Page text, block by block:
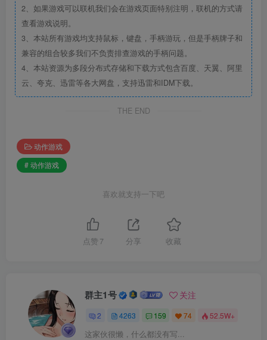
2、如果游戏可以联机我们会在游戏页面特别注明，联机的方式请
查看游戏说明。
3、本站所有游戏均支持鼠标，键盘，手柄游玩，但是手柄牌子和
兼容的组合较多我们不负责排查游戏的手柄问题。
4、本站资源为多段分布式存储和下载方式包含百度、天翼、阿里
云、夸克、迅雷等各大网盘，支持迅雷和IDM下载。
THE END
动作游戏
# 动作游戏
喜欢就支持一下吧
点赞 7 分享 收藏
群主1号 关注
2 4263 159 74 52.5W+
这家伙很懒，什么都没有写...